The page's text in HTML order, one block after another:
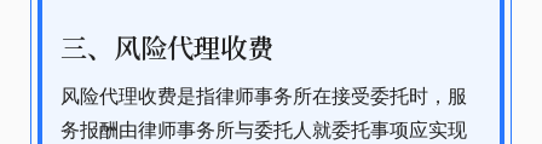
三、风险代理收费
风险代理收费是指律师事务所在接受委托时，服
务报酬由律师事务所与委托人就委托事项应实现